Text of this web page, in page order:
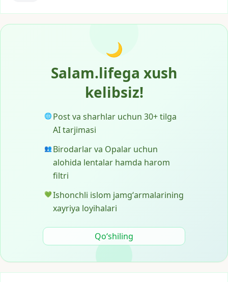
🌙
Salam.lifega xush
kelibsiz!
🌐 Post va sharhlar uchun 30+ tilga
AI tarjimasi
👥 Birodarlar va Opalar uchun
alohida lentalar hamda harom
filtri
💚Ishonchli islom jamgʻarmalarining
xayriya loyihalari
Qoʻshiling